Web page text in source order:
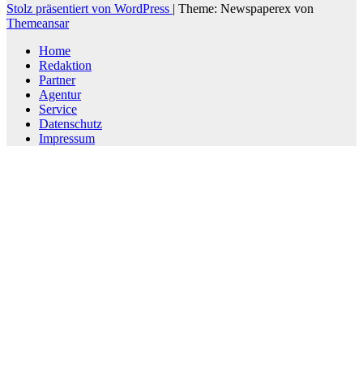
Stolz präsentiert von WordPress | Theme: Newspaperex von
Themeansar
Home
Redaktion
Partner
Agentur
Service
Datenschutz
Impressum